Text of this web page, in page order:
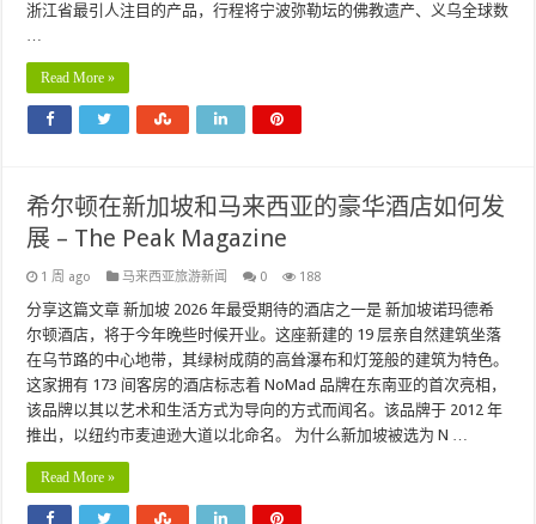
浙江省最引人注目的产品，行程将宁波弥勒坛的佛教遗产、义乌全球数
…
Read More »
希尔顿在新加坡和马来西亚的豪华酒店如何发
展 – The Peak Magazine
1 周 ago 马来西亚旅游新闻 0 188
分享这篇文章 新加坡 2026 年最受期待的酒店之一是 新加坡诺玛德希
尔顿酒店，将于今年晚些时候开业。这座新建的 19 层亲自然建筑坐落
在乌节路的中心地带，其绿树成荫的高耸瀑布和灯笼般的建筑为特色。
这家拥有 173 间客房的酒店标志着 NoMad 品牌在东南亚的首次亮相，
该品牌以其以艺术和生活方式为导向的方式而闻名。该品牌于 2012 年
推出，以纽约市麦迪逊大道以北命名。 为什么新加坡被选为 N …
Read More »